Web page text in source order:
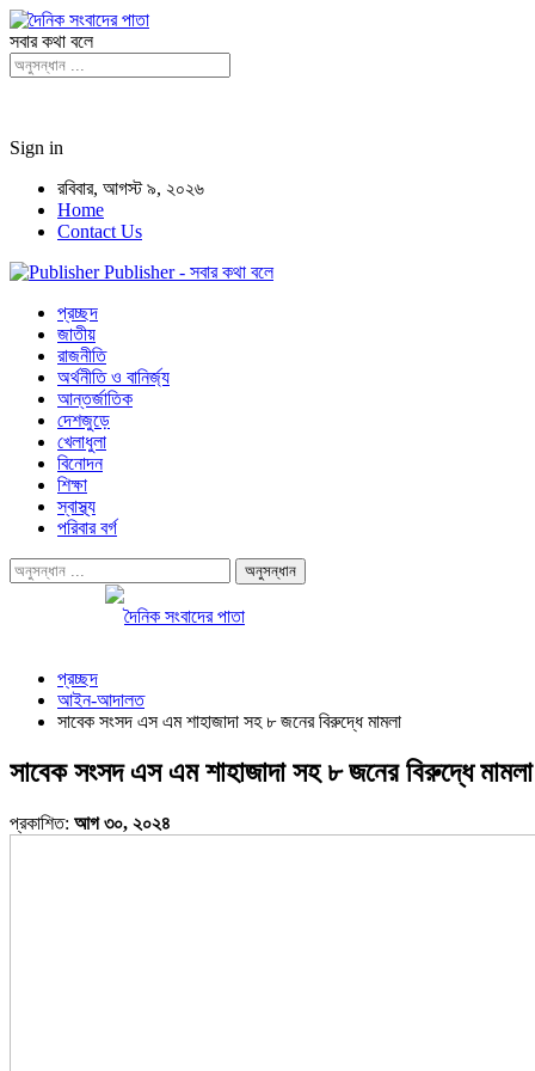
সবার কথা বলে
Sign in
রবিবার, আগস্ট ৯, ২০২৬
Home
Contact Us
Publisher - সবার কথা বলে
প্রচ্ছদ
জাতীয়
রাজনীতি
অর্থনীতি ও বানির্জ্য
আন্তর্জাতিক
দেশজুড়ে
খেলাধুলা
বিনোদন
শিক্ষা
স্বাস্থ্য
পরিবার বর্গ
প্রচ্ছদ
আইন-আদালত
সাবেক সংসদ এস এম শাহাজাদা সহ ৮ জনের বিরুদ্ধে মামলা
সাবেক সংসদ এস এম শাহাজাদা সহ ৮ জনের বিরুদ্ধে মামলা
প্রকাশিত: আগ ৩০, ২০২৪